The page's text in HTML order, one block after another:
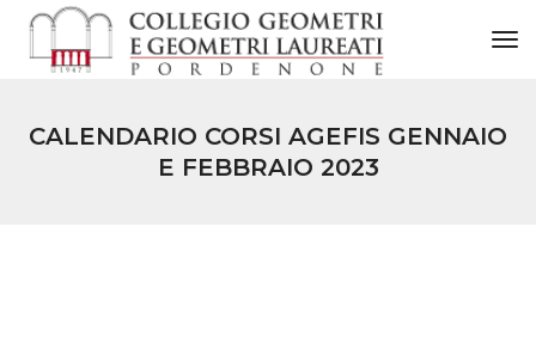
CALENDARIO CORSI AGEFIS GENNAIO
E FEBBRAIO 2023